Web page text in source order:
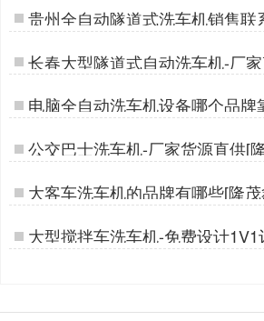
贵州全自动隧道式洗车机销售联
[隆茂鑫晟]…
长春大型隧道式自动洗车机-厂
发价[隆茂鑫晟]…
电脑全自动洗车机设备哪个品牌
茂鑫晟]…
公交巴士洗车机-厂家货源直供[
晟]…
大客车洗车机的品牌有哪些[隆
大型搅拌车洗车机-免费设计1V1
茂鑫晟]…